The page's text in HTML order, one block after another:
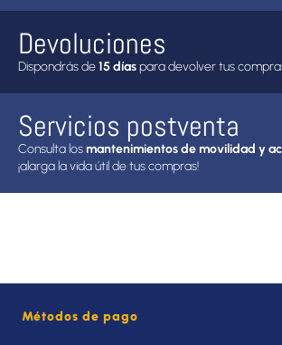
Devoluciones
Dispondrás de15 díaspara devolver tus
Servicios postventa
Consulta losmantenimientos de movilidad y
¡alarga la vida útil de tus compras!
Métodos de pago